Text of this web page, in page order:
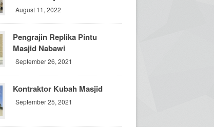
August 11, 2022
Pengrajin Replika Pintu
Masjid Nabawi
September 26, 2021
Kontraktor Kubah Masjid
September 25, 2021